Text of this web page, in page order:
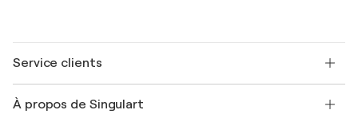
Service clients
Expédition
À propos de Singulart